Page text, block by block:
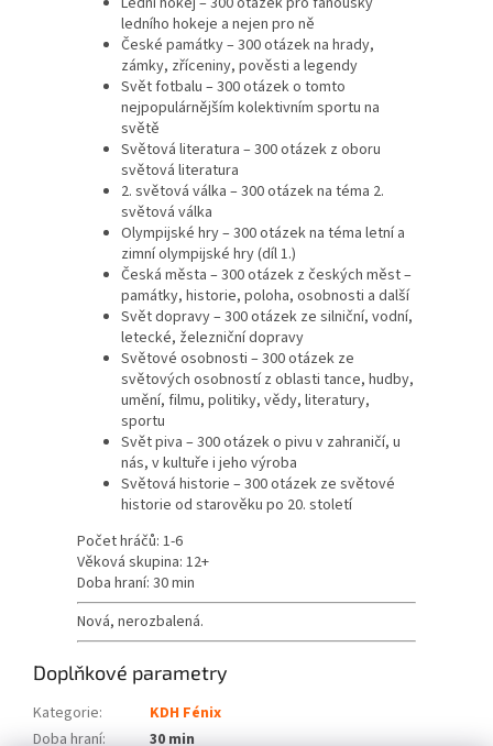
ledního hokeje a nejen pro ně
České památky – 300 otázek na hrady,
zámky, zříceniny, pověsti a legendy
Svět fotbalu – 300 otázek o tomto
nejpopulárnějším kolektivním sportu na
světě
Světová literatura – 300 otázek z oboru
světová literatura
2. světová válka – 300 otázek na téma 2.
světová válka
Olympijské hry – 300 otázek na téma letní a
zimní olympijské hry (díl 1.)
Česká města – 300 otázek z českých měst –
památky, historie, poloha, osobnosti a další
Svět dopravy – 300 otázek ze silniční, vodní,
letecké, železniční dopravy
Světové osobnosti – 300 otázek ze
světových osobností z oblasti tance, hudby,
umění, filmu, politiky, vědy, literatury,
sportu
Svět piva – 300 otázek o pivu v zahraničí, u
nás, v kultuře i jeho výroba
Světová historie – 300 otázek ze světové
historie od starověku po 20. století
Počet hráčů: 1-6
Věková skupina: 12+
Doba hraní: 30 min
Nová, nerozbalená.
Doplňkové parametry
Kategorie:
KDH Fénix
Doba hraní: 30 min